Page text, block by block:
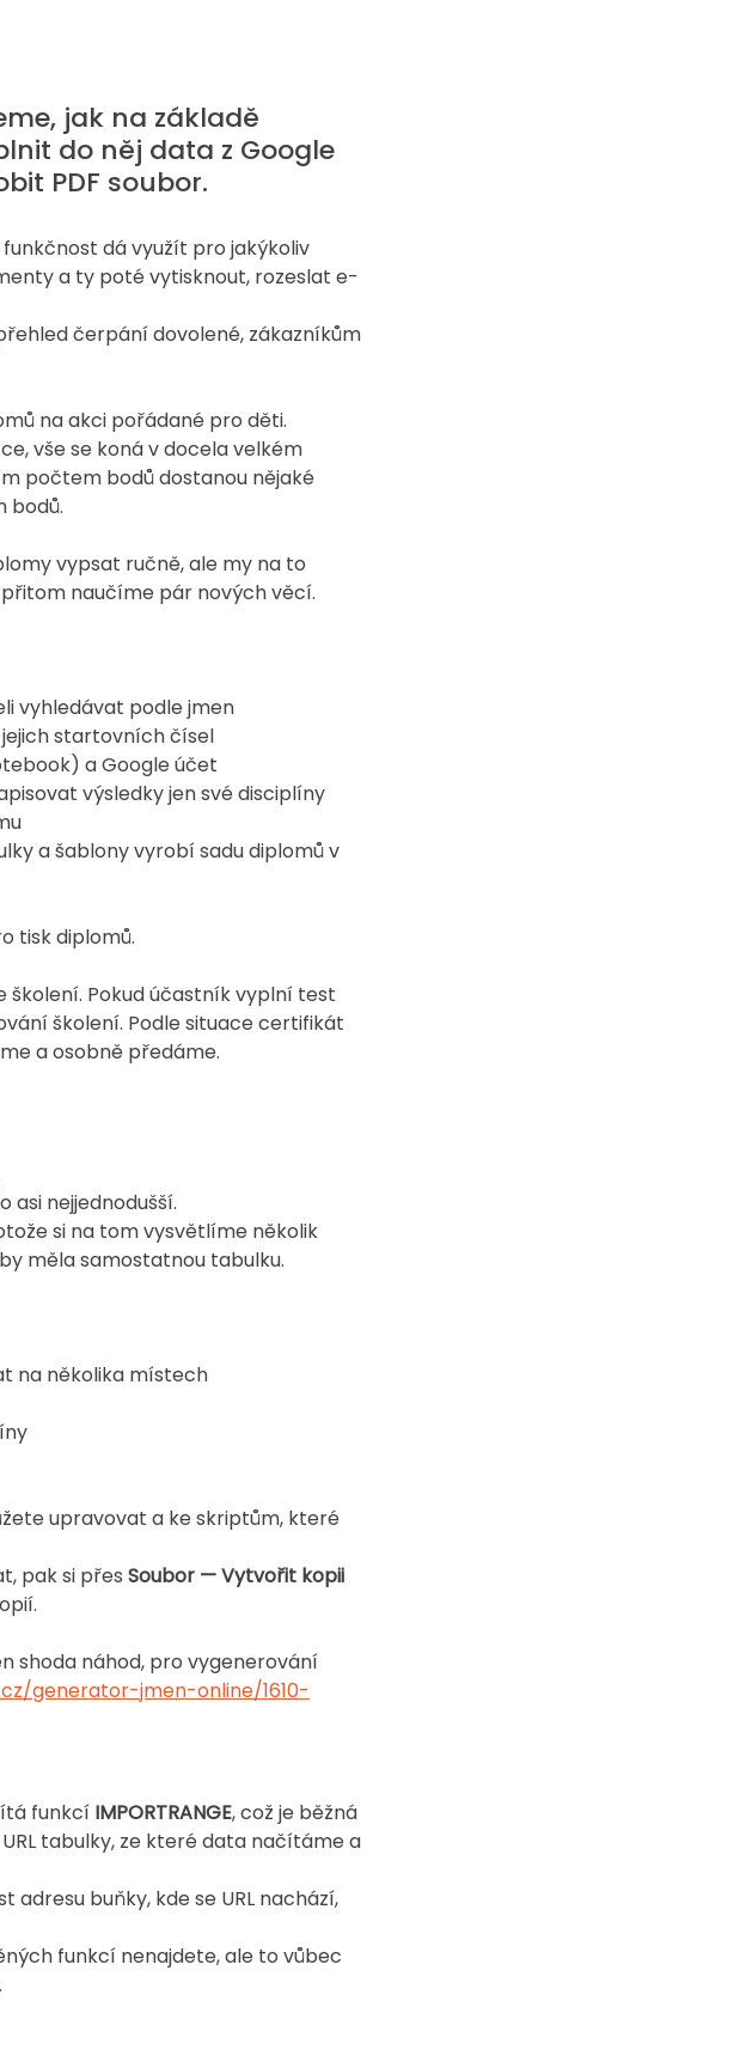
jak na základě
do něj data z Google
PDF soubor.
dá využít pro jakýkoliv
a ty poté vytisknout, rozeslat e-
čerpání dovolené, zákazníkům
na akci pořádané pro děti.
vše se koná v docela velkém
počtem bodů dostanou nějaké
bodů.
vypsat ručně, ale my na to
naučíme pár nových věcí.
vyhledávat podle jmen
startovních čísel
a Google účet
výsledky jen své disciplíny
a šablony vyrobí sadu diplomů v
tisk diplomů.
Pokud účastník vyplní test
školení. Podle situace certifikát
a osobně předáme.
asi nejjednodušší.
si na tom vysvětlíme několik
měla samostatnou tabulku.
na několika místech
upravovat a ke skriptům, které
pak si přes Soubor — Vytvořit kopii
shoda náhod, pro vygenerování
generator-jmen-online/1610-
funkcí IMPORTRANGE, což je běžná
tabulky, ze které data načítáme a
adresu buňky, kde se URL nachází,
funkcí nenajdete, ale to vůbec